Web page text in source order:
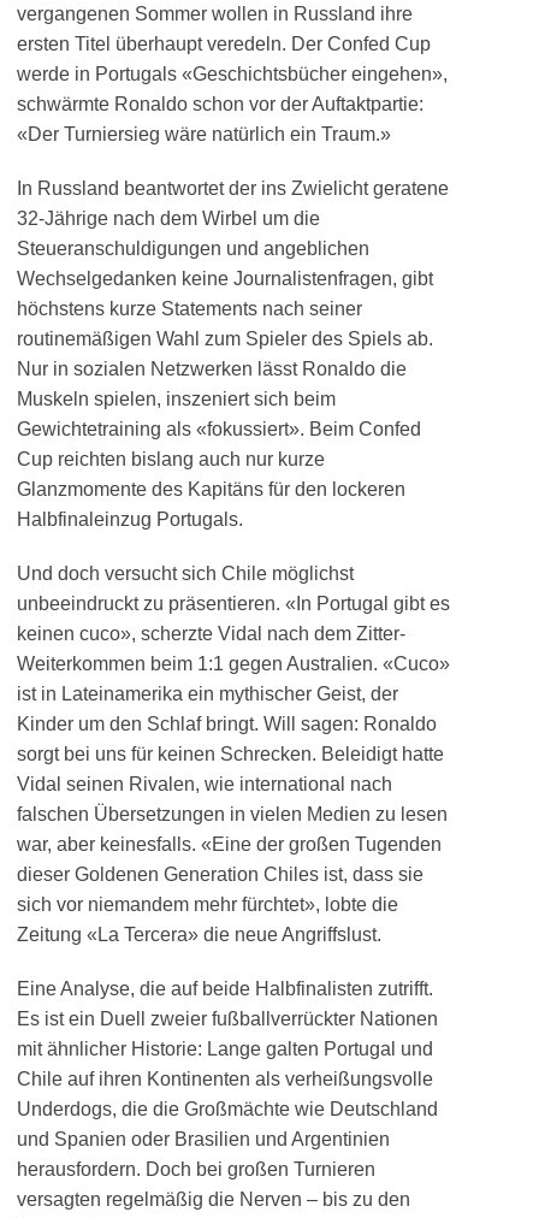
vergangenen Sommer wollen in Russland ihre
ersten Titel überhaupt veredeln. Der Confed Cup
werde in Portugals «Geschichtsbücher eingehen»,
schwärmte Ronaldo schon vor der Auftaktpartie:
«Der Turniersieg wäre natürlich ein Traum.»
In Russland beantwortet der ins Zwielicht geratene
32-Jährige nach dem Wirbel um die
Steueranschuldigungen und angeblichen
Wechselgedanken keine Journalistenfragen, gibt
höchstens kurze Statements nach seiner
routinemäßigen Wahl zum Spieler des Spiels ab.
Nur in sozialen Netzwerken lässt Ronaldo die
Muskeln spielen, inszeniert sich beim
Gewichtetraining als «fokussiert». Beim Confed
Cup reichten bislang auch nur kurze
Glanzmomente des Kapitäns für den lockeren
Halbfinaleinzug Portugals.
Und doch versucht sich Chile möglichst
unbeeindruckt zu präsentieren. «In Portugal gibt es
keinen cuco», scherzte Vidal nach dem Zitter-
Weiterkommen beim 1:1 gegen Australien. «Cuco»
ist in Lateinamerika ein mythischer Geist, der
Kinder um den Schlaf bringt. Will sagen: Ronaldo
sorgt bei uns für keinen Schrecken. Beleidigt hatte
Vidal seinen Rivalen, wie international nach
falschen Übersetzungen in vielen Medien zu lesen
war, aber keinesfalls. «Eine der großen Tugenden
dieser Goldenen Generation Chiles ist, dass sie
sich vor niemandem mehr fürchtet», lobte die
Zeitung «La Tercera» die neue Angriffslust.
Eine Analyse, die auf beide Halbfinalisten zutrifft.
Es ist ein Duell zweier fußballverrückter Nationen
mit ähnlicher Historie: Lange galten Portugal und
Chile auf ihren Kontinenten als verheißungsvolle
Underdogs, die die Großmächte wie Deutschland
und Spanien oder Brasilien und Argentinien
herausfordern. Doch bei großen Turnieren
versagten regelmäßig die Nerven – bis zu den